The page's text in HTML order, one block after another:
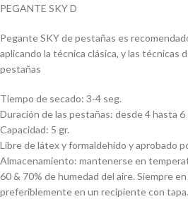
PEGANTE SKY D
Pegante SKY de pestañas es
aplicando la técnica clásica, y las técnicas
pestañas
Tiempo de secado: 3-4 seg.
Duración de las pestañas: desde 4 hasta 6
Capacidad: 5 gr.
Libre de látex y formaldehído y aprobado
Almacenamiento: mantenerse en
60 & 70% de humedad del aire. Siempre
preferiblemente en un recipiente con tapa.